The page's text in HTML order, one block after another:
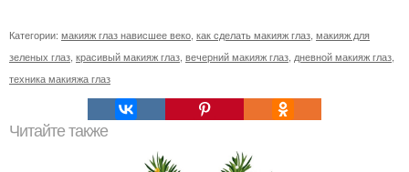
Категории: макияж глаз нависшее веко как сделать макияж глаз макияж для
зеленых глаз красивый макияж глаз вечерний макияж глаз дневной макияж глаз
техника макияжа глаз
Читайте также